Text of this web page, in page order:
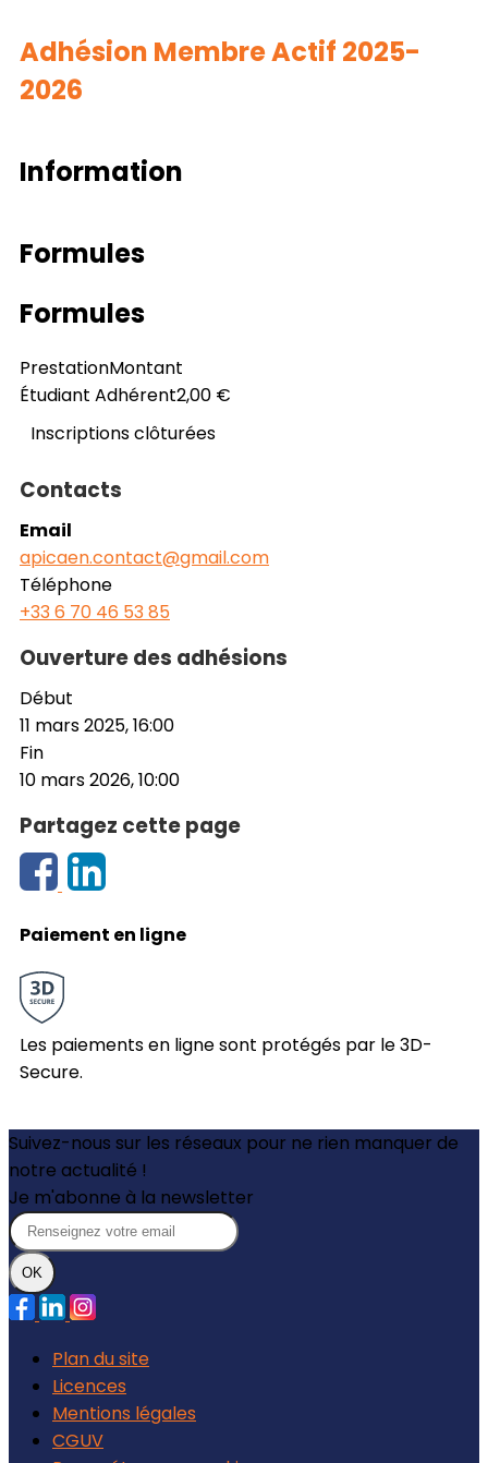
Adhésion Membre Actif 2025-
2026
Information
Formules
Formules
PrestationMontant
Étudiant Adhérent2,00 €
Inscriptions clôturées
Contacts
Email
apicaen.contact@gmail.com
Téléphone
+33 6 70 46 53 85
Ouverture des adhésions
Début
11 mars 2025, 16:00
Fin
10 mars 2026, 10:00
Partagez cette page
Paiement en ligne
Les paiements en ligne sont protégés par le 3D-
Secure.
Suivez-nous sur les réseaux pour ne rien manquer de
notre actualité !
Je m'abonne à la newsletter
OK
Plan du site
Licences
Mentions légales
CGUV